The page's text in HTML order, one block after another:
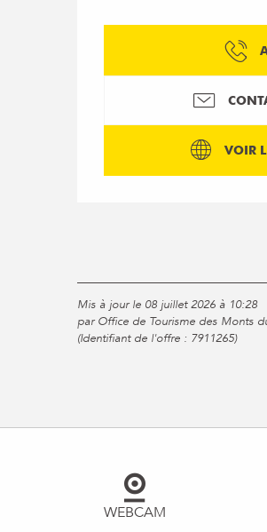
VOIR
Mis à jour le 08 juillet 2026 à 10:28
par Office de Tourisme des Monts
(Identifiant de l'offre : 7911265)
WEBCAM